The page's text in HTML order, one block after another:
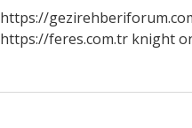
https://
https://feres.com.tr knight